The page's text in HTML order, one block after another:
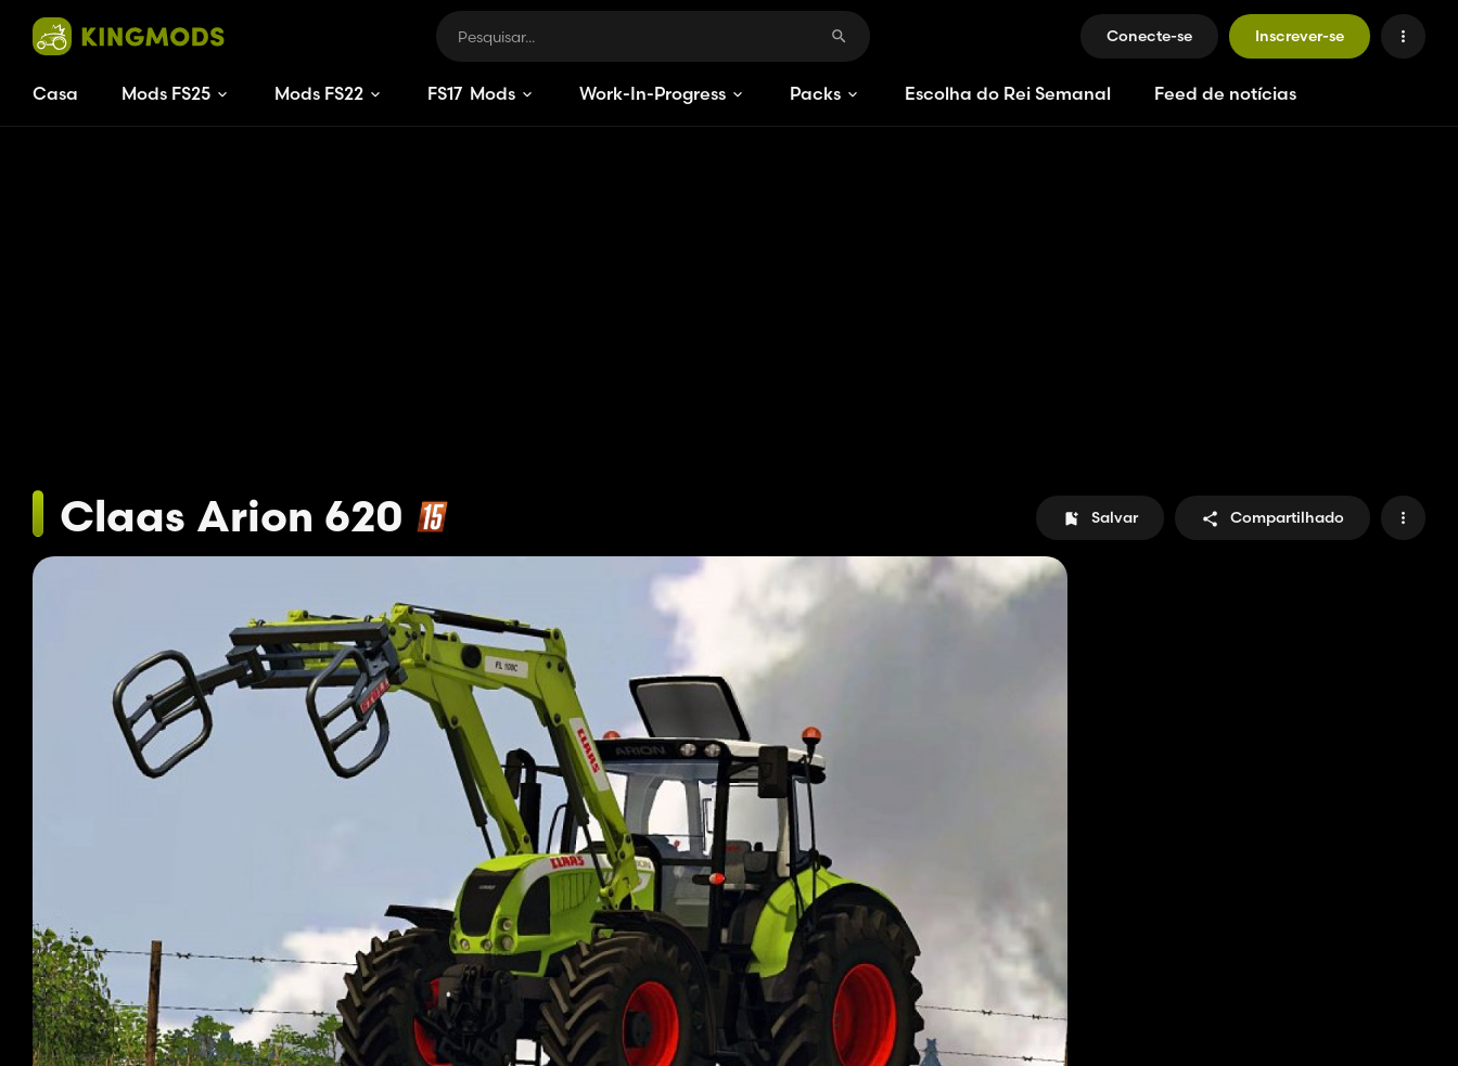
Conecte-se Inscrever-se
Casa Mods FS25 Mods FS22 FS17 Mods Work-In-Progress Packs Escolha do Rei Semanal Feed de notícias
Claas Arion 620 Salvar Compartilhado